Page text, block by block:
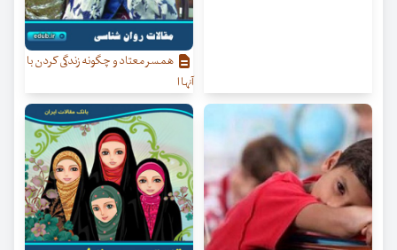
همسر معتاد و چگونه زندگی کردن با
آنها ا